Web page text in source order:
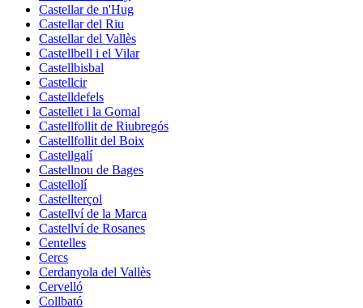
Castellar de n'Hug
Castellar del Riu
Castellar del Vallès
Castellbell i el Vilar
Castellbisbal
Castellcir
Castelldefels
Castellet i la Gornal
Castellfollit de Riubregós
Castellfollit del Boix
Castellgalí
Castellnou de Bages
Castellolí
Castellterçol
Castellví de la Marca
Castellví de Rosanes
Centelles
Cercs
Cerdanyola del Vallès
Cervelló
Collbató